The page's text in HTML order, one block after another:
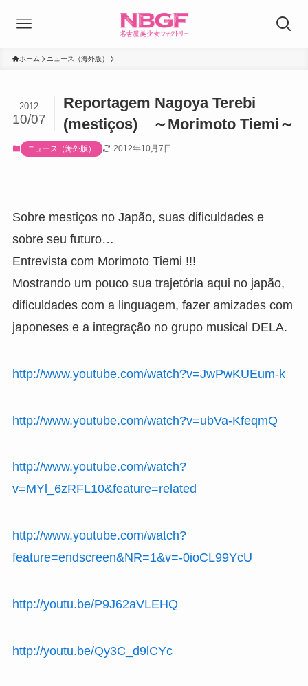
ホーム ニュース（海外版）
Reportagem Nagoya Terebi
(mestiços) ～Morimoto Tiemi～
2012
10/07
ニュース（海外版） 2012年10月7日
Sobre mestiços no Japão, suas dificuldades e
sobre seu futuro…
Entrevista com Morimoto Tiemi !!!
Mostrando um pouco sua trajetória aqui no japão,
dificuldades com a linguagem, fazer amizades com
japoneses e a integração no grupo musical DELA.
http://www.youtube.com/watch?v=JwPwKUEum-k
http://www.youtube.com/watch?v=ubVa-KfeqmQ
http://www.youtube.com/watch?
v=MYl_6zRFL10&feature=related
http://www.youtube.com/watch?
feature=endscreen&NR=1&v=-0ioCL99YcU
http://youtu.be/P9J62aVLEHQ
http://youtu.be/Qy3C_d9lCYc